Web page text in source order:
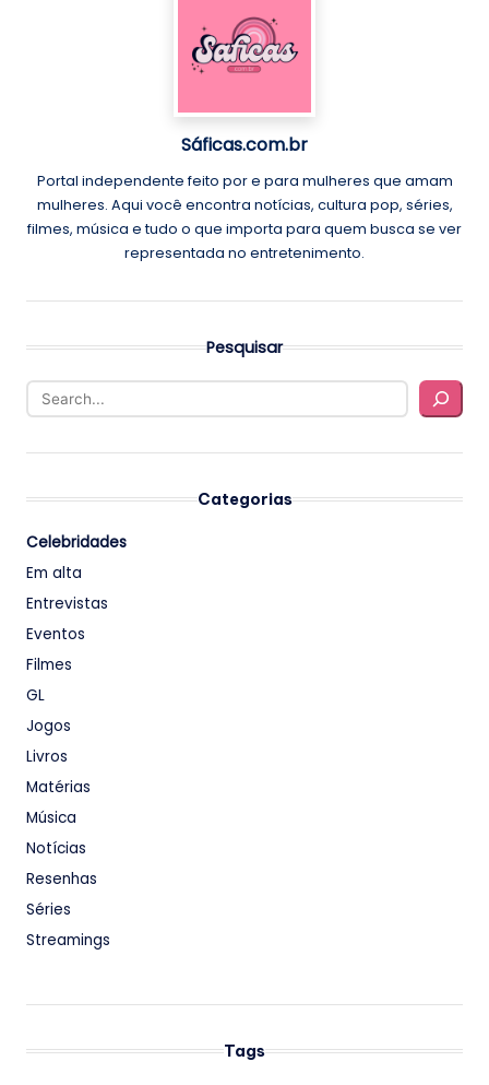
Sáficas.com.br
Portal independente feito por e para mulheres que amam
mulheres. Aqui você encontra notícias, cultura pop, séries,
filmes, música e tudo o que importa para quem busca se ver
representada no entretenimento.
Pesquisar
Categorias
Celebridades
Em alta
Entrevistas
Eventos
Filmes
GL
Jogos
Livros
Matérias
Música
Notícias
Resenhas
Séries
Streamings
Tags